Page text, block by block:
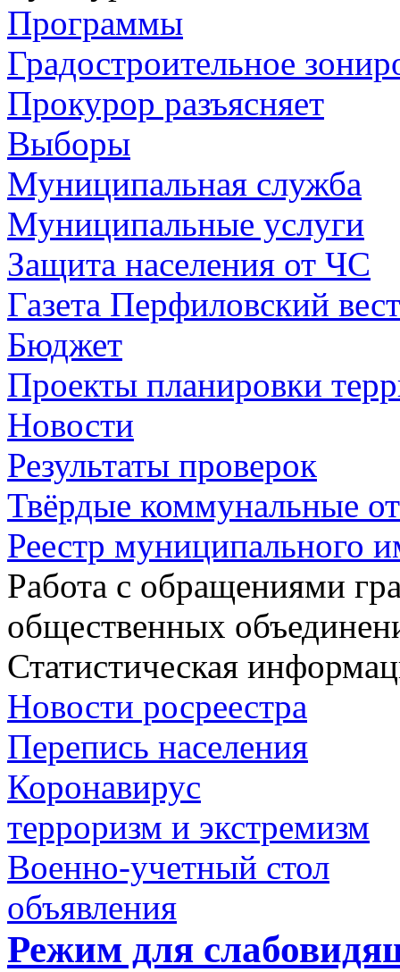
Программы
Градостроительное
Прокурор разъясняет
Выборы
Муниципальная служба
Муниципальные услуги
Защита населения от ЧС
Газета Перфиловский
Бюджет
Проекты планировки
Новости
Результаты проверок
Твёрдые коммунальные
Реестр муниципального
Работа с обращениями
общественных
Статистическая
Новости росреестра
Перепись населения
Коронавирус
терроризм и экстремизм
Военно-учетный стол
объявления
Режим для